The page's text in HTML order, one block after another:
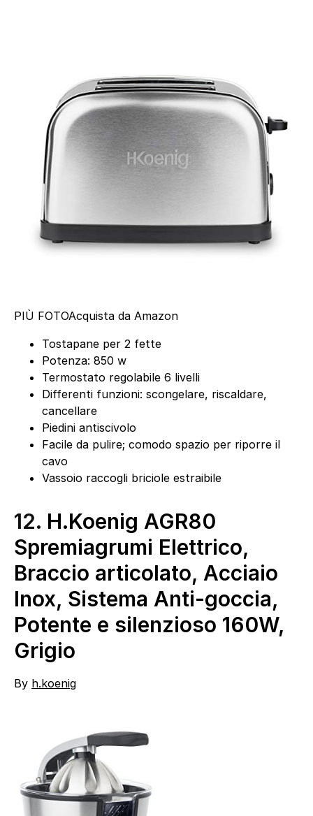
PIÙ FOTOAcquista da Amazon
Tostapane per 2 fette
Potenza: 850 w
Termostato regolabile 6 livelli
Differenti funzioni: scongelare, riscaldare,
cancellare
Piedini antiscivolo
Facile da pulire; comodo spazio per riporre il
cavo
Vassoio raccogli briciole estraibile
12. H.Koenig AGR80
Spremiagrumi Elettrico,
Braccio articolato, Acciaio
Inox, Sistema Anti-goccia,
Potente e silenzioso 160W,
Grigio
By h.koenig